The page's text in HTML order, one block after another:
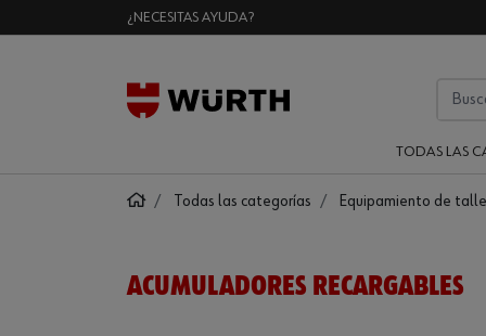
¿NECESITAS AYUDA?
TODAS LAS
Todas las categorías Equipamiento de
ACUMULADORES RECARGABLES